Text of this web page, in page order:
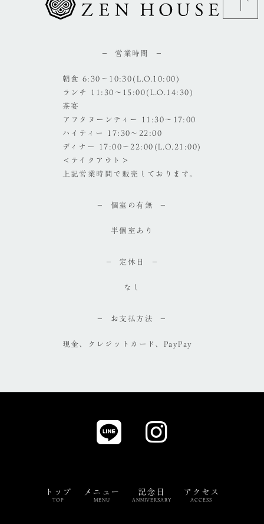
営業時間
朝食 6:30～10:30(L.O.10:00)
ランチ 11:30～15:00(L.O.14:30)
茶宴
アフタヌーンティー 11:30～17:00
ハイティー 17:30～22:00
ディナー 17:00～22:00(L.O.21:00)
＜テイクアウト＞
上記営業時間で販売しております。
個室の有無
半個室あり
定休日
なし
お支払方法
現金、クレジットカード、PayPay
トップ
TOP
メニュー
MENU
記念日
ANNIVERSARY
アクセス
ACCESS